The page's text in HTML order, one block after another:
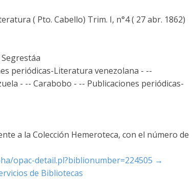
( Pto. Cabello) Trim. I, n°4 ( 27 abr. 1862)
periódicas-Literatura venezolana - --
- -- Carabobo - -- Publicaciones periódicas-
a la Colección Hemeroteca, con el número de
opac-detail.pl?biblionumber=224505 →
de Bibliotecas